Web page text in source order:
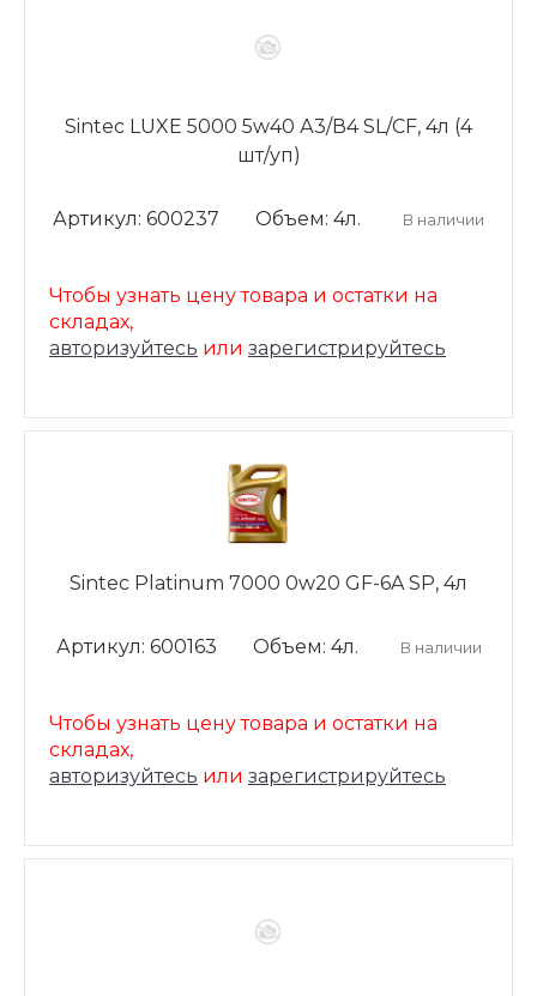
Sintec LUXE 5000 5w40 А3/В4 SL/CF, 4л (4
шт/уп)
Артикул: 600237 Объем: 4л. В наличии
Чтобы узнать цену товара и остатки на
складах,
авторизуйтесь или зарегистрируйтесь
Sintec Platinum 7000 0w20 GF-6A SP, 4л
Артикул: 600163 Объем: 4л. В наличии
Чтобы узнать цену товара и остатки на
складах,
авторизуйтесь или зарегистрируйтесь